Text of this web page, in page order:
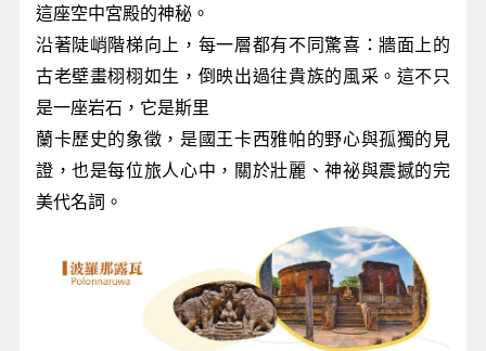
這座空中宮殿的神秘。
沿著陡峭階梯向上，每一層都有不同驚喜：牆面上的
古老壁畫栩栩如生，倒映出過往貴族的風采。這不只
是一座岩石，它是斯里
蘭卡歷史的象徵，是國王卡西雅帕的野心與孤獨的見
證，也是每位旅人心中，關於壯麗、神祕與震撼的完
美代名詞。